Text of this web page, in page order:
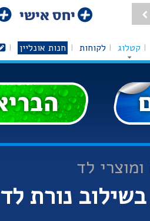
קטלוג לקוחות חנות אונליין
לד
נורת לד